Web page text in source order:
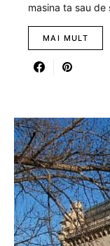
masina ta sau de
MAI MULT